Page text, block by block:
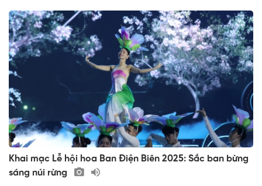
Khai mạc Lễ hội hoa Ban Điện Biên 2025: Sắc ban bừng
sáng núi rừng